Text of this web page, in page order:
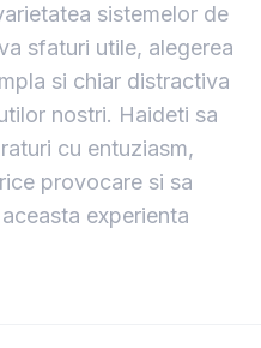
sistemelor de
sfaturi utile, alegerea
si chiar distractiva
nostri. Haideti sa
cu entuziasm,
provocare si sa
experienta